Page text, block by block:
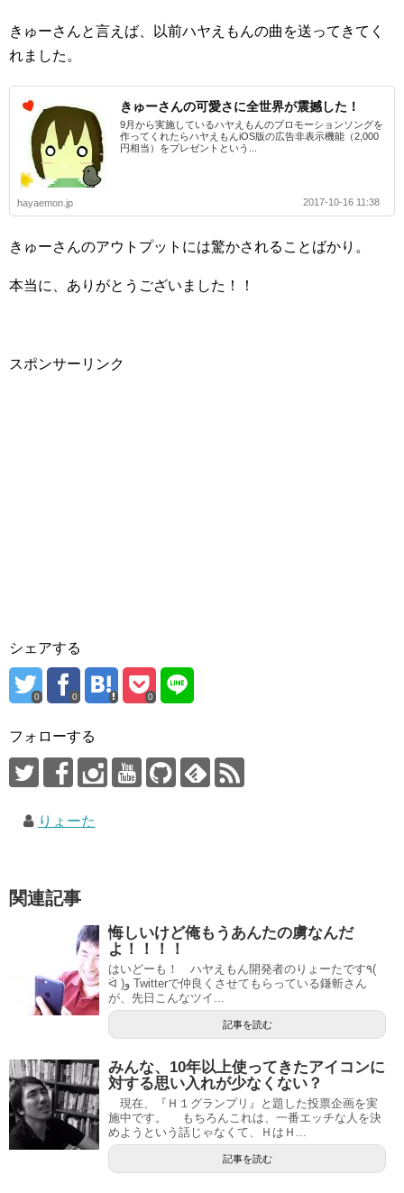
きゅーさんと言えば、以前ハヤえもんの曲を送ってきてく
れました。
きゅーさんの可愛さに全世界が震撼した！
9月から実施しているハヤえもんのプロモーションソングを
作ってくれたらハヤえもんiOS版の広告非表示機能（2,000
円相当）をプレゼントという...
hayaemon.jp 2017-10-16 11:38
きゅーさんのアウトプットには驚かされることばかり。
本当に、ありがとうございました！！
スポンサーリンク
シェアする
0 0 0
フォローする
りょーた
関連記事
悔しいけど俺もうあんたの虜なんだ
よ！！！！
はいどーも！ ハヤえもん開発者のりょーたです٩(
ᐛ )و Twitterで仲良くさせてもらっている鎌斬さん
が、先日こんなツイ...
記事を読む
みんな、10年以上使ってきたアイコンに
対する思い入れが少なくない？
現在、『Ｈ１グランプリ』と題した投票企画を実
施中です。 もちろんこれは、一番エッチな人を決
めようという話じゃなくて、ＨはＨ...
記事を読む